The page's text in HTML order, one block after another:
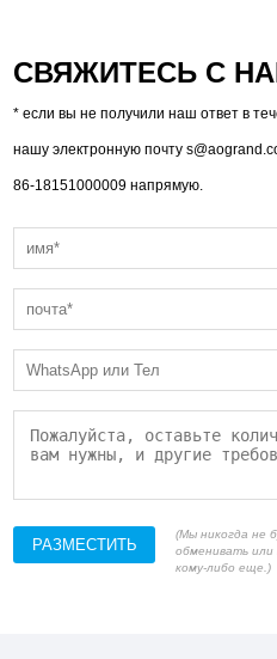
СВЯЖИТЕСЬ С
* если вы не получили наш ответ в
нашу электронную почту
86-18151000009 напрямую.
РАЗМЕСТИТЬ
(Мы никогда не
обменивать
кому-либо еще.)